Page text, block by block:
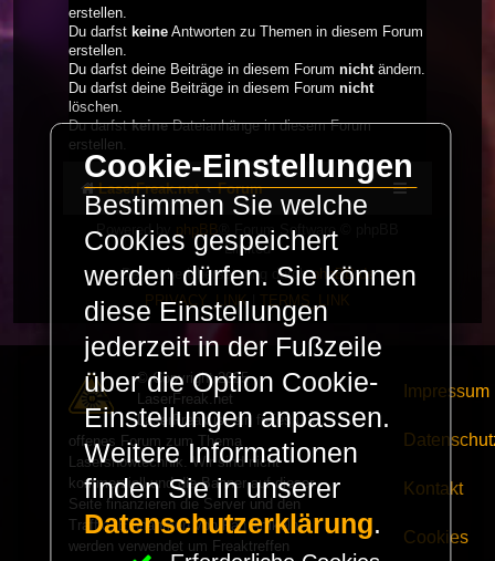
erstellen.
Du darfst keine Antworten zu Themen in diesem Forum
erstellen.
Du darfst deine Beiträge in diesem Forum nichtändern.
Du darfst deine Beiträge in diesem Forum nicht
löschen.
Du darfstkeineDateianhänge in diesem Forum
erstellen.
LaserFreak.net Forum
Powered by phpBB
® Forum Software © phpBB
Limited
Deutsche Übersetzung durchphpBB.de
PRIVACY_LINK| TERMS_LINK
© Copyright 2025 -
LaserFreak.net
LaserFreak ist ein freies und
offenes Forum zum Thema
Lasershowtechnik. Wir sind nicht
kommerziell und die Banner auf dieser
Seite finanzieren die Server und den
Traffic. Einnahmen von Fan Artikeln
werden verwendet um Freaktreffen
Impressum
Kontakt
Cookies
Cookie-Einstellungen
Bestimmen Sie welche
Cookies gespeichert
werden dürfen. Sie können
diese Einstellungen
jederzeit in der Fußzeile
über die Option Cookie-
Einstellungen anpassen.
Weitere Informationen
finden Sie in unserer
Datenschutzerklärung.